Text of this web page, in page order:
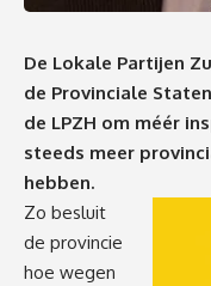
De Lokale Partijen
de Provinciale
de LPZH om méér
steeds meer
hebben.
Zo besluit
de provincie
hoe wegen